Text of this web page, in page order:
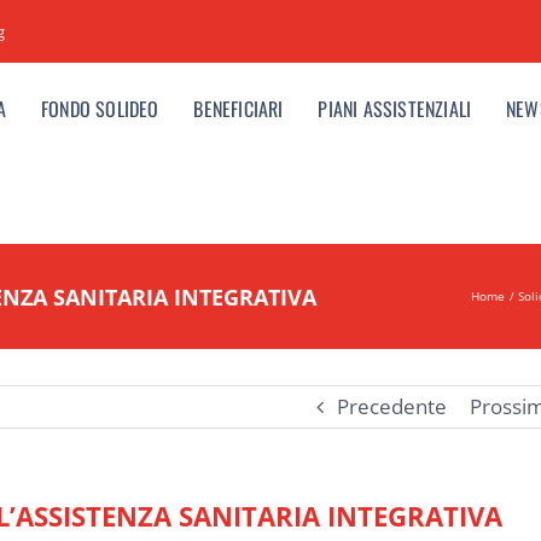
FONDO SOLIDEO BENEFICIARI PIANI ASSISTENZIALI
SANITARIA INTEGRATIVA Home
Precedente
SANITARIA INTEGRATIVA